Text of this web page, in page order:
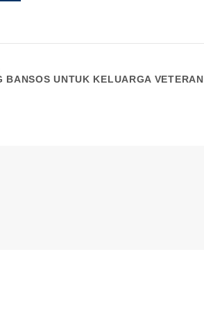
BANSOS UNTUK KELUARGA VETERAN